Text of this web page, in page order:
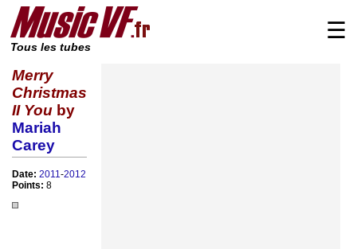
Tous les tubes
☰
Merry
Christmas
II You by
Mariah
Carey
Date: 2011-2012
Points: 8